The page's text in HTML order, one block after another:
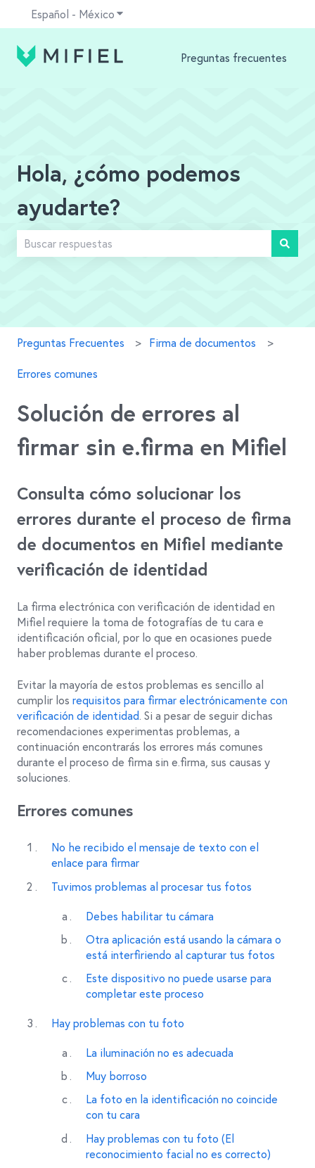
Español - México Traducciones de Mostrar submenú para
Preguntas frecuentes
Hola, ¿cómo podemos
ayudarte?
Preguntas Frecuentes Firma de documentos
Errores comunes
Solución de errores al
firmar sin e.firma en Mifiel
Consulta cómo solucionar los
errores durante el proceso de firma
de documentos en Mifiel mediante
verificación de identidad
La firma electrónica con verificación de identidad en
Mifiel requiere la toma de fotografías de tu cara e
identificación oficial, por lo que en ocasiones puede
haber problemas durante el proceso.
Evitar la mayoría de estos problemas es sencillo al
cumplir los requisitos para firmar electrónicamente con
verificación de identidad. Si a pesar de seguir dichas
recomendaciones experimentas problemas, a
continuación encontrarás los errores más comunes
durante el proceso de firma sin e.firma, sus causas y
soluciones.
Errores comunes
No he recibido el mensaje de texto con el
enlace para firmar
Tuvimos problemas al procesar tus fotos
Debes habilitar tu cámara
Otra aplicación está usando la cámara o
está interfiriendo al capturar tus fotos
Este dispositivo no puede usarse para
completar este proceso
Hay problemas con tu foto
La iluminación no es adecuada
Muy borroso
La foto en la identificación no coincide
con tu cara
Hay problemas con tu foto (El
reconocimiento facial no es correcto)